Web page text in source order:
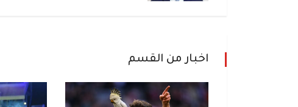
اخبار من القسم